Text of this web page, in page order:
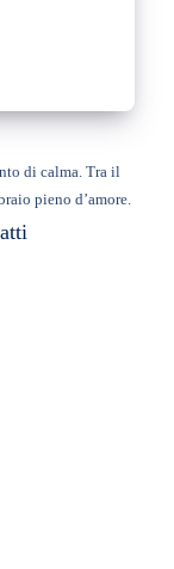
di calma. Tra il
pieno d’amore.